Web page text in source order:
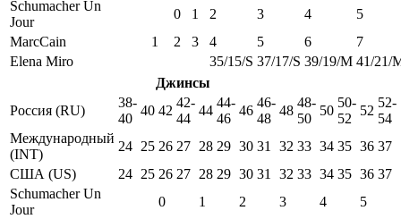
Schumacher Un
Jour
0 1 2 3 4
5
MarcCain
1 2 3 4 5 6
7
Elena Miro
35/15/S 37/17/S 39/19/M 41/21/
Джинсы
Россия (RU)
38-
40
40 42
42-
44
44
44-
46
46
46-
48
48
48-
50
50
50-
52
52
52-
54
Международный
(INT)
24 25 26 27 28 29 30 31 32 33 34 35 36 37
США (US)
24 25 26 27 28 29 30 31 32 33 34 35 36 37
Schumacher Un
Jour
0 1 2 3 4
5